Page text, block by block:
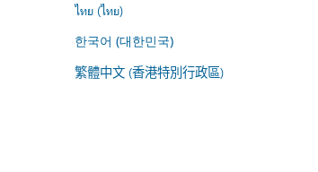
ไทย (ไทย)
한국어 (대한민국)
繁體中文 (香港特別行政區)